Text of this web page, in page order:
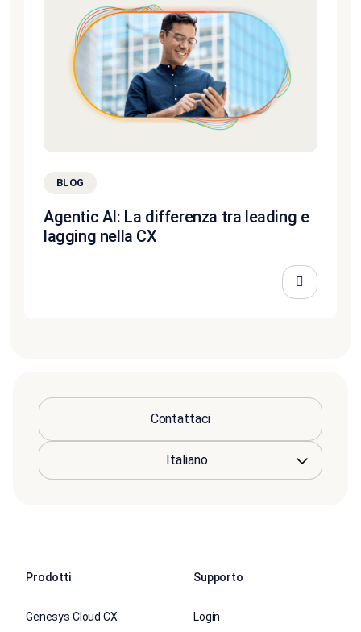
BLOG
Agentic AI: La differenza tra leading e
lagging nella CX
Contattaci
Prodotti
Genesys Cloud CX
Supporto
Login